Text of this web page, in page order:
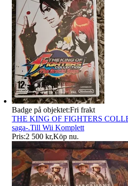
Badge på objektet:Fri frakt
THE KING OF FIGHTERS
saga-.Till Wii Komplett
Pris:2 500 kr,Köp nu.